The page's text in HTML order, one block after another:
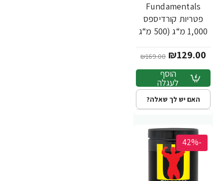
Fundamentals
פטריות קורדיספס
1,000 מ“ג (500 מ“ג
מבית Force Factor
₪129.00
₪169.00
הוסף
לעגלה
האם יש לך שאלה?
-42%